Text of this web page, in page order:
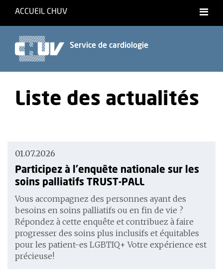
ACCUEIL CHUV
Service de cardiologie
Liste des actualités
01.07.2026
Participez à l'enquête nationale sur les
soins palliatifs TRUST-PALL
Vous accompagnez des personnes ayant des
besoins en soins palliatifs ou en fin de vie ?
Répondez à cette enquête et contribuez à faire
progresser des soins plus inclusifs et équitables
pour les patient-es LGBTIQ+ Votre expérience est
précieuse!